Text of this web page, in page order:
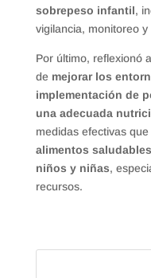
sobrepeso infantil,
vigilancia, monitoreo y
Por último, reflexionó
de mejorar los
implementación de
una adecuada
medidas efectivas
alimentos
niños y niñas,
recursos.